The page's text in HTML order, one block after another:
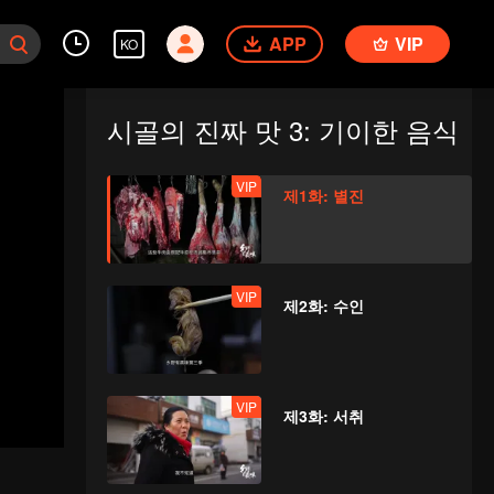
KO APP VIP
시골의 진짜 맛 3: 기이한 음식
VIP 제1화: 별진
VIP 제2화: 수인
VIP 제3화: 서취